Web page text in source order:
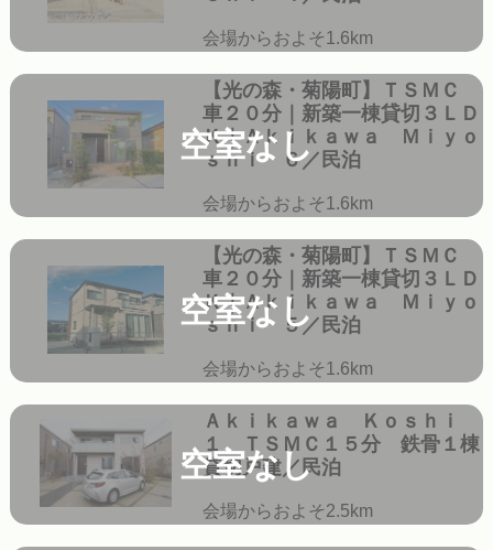
会場からおよそ1.6km
空室なし
【光の森・菊陽町】ＴＳＭＣ
車２０分｜新築一棟貸切３ＬＤ
Ｋ｜Ａｋｉｋａｗａ Ｍｉｙｏ
ｓｈｉ ６／民泊
会場からおよそ1.6km
空室なし
【光の森・菊陽町】ＴＳＭＣ
車２０分｜新築一棟貸切３ＬＤ
Ｋ｜Ａｋｉｋａｗａ Ｍｉｙｏ
ｓｈｉ ５／民泊
会場からおよそ1.6km
空室なし
Ａｋｉｋａｗａ Ｋｏｓｈｉ
１ ＴＳＭＣ１５分 鉄骨１棟
貸切戸建／民泊
会場からおよそ2.5km